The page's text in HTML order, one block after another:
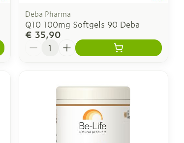
Deba Pharma
Q10 100mg Softgels 90 Deba
€ 35,90
Aantal